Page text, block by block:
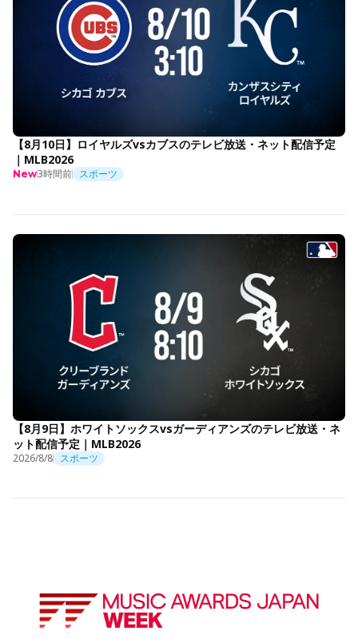
【8月10日】ロイヤルズvsカブスのテレビ放送・ネット配信予定
｜MLB2026
New3時間前 スポーツ
【8月9日】ホワイトソックスvsガーディアンズのテレビ放送・ネ
ット配信予定｜MLB2026
2026/8/8 スポーツ